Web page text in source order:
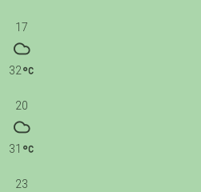
17
32
20
31
23